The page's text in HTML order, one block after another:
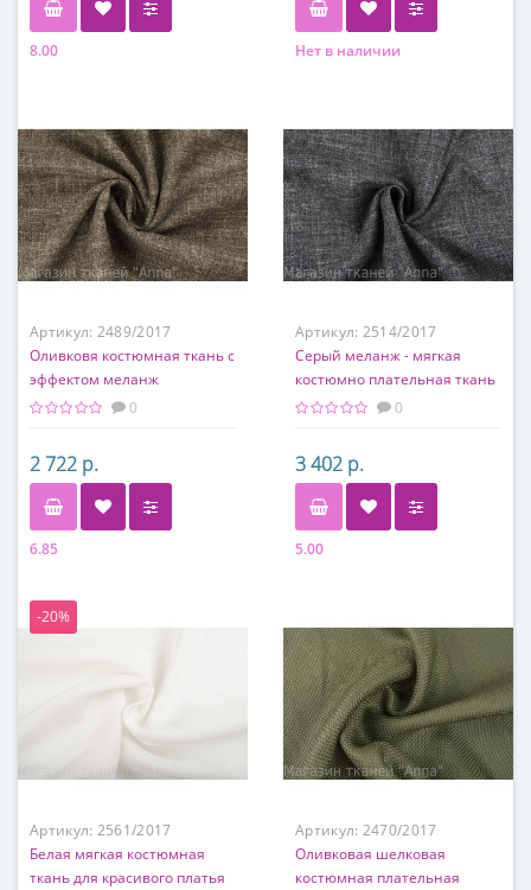
8.00
Нет в наличии
Артикул: 2489/2017
Оливковя костюмная ткань с
эффектом меланж
0
2 722 р.
6.85
50% шелк, 50% лен
Артикул: 2514/2017
Серый меланж - мягкая
костюмно плательная ткань
из вискозы с добавлением
0
3 402 р.
5.00
-20%
Артикул: 2561/2017
Белая мягкая костюмная
ткань для красивого платья
Артикул: 2470/2017
Оливковая шелковая
костюмная плательная